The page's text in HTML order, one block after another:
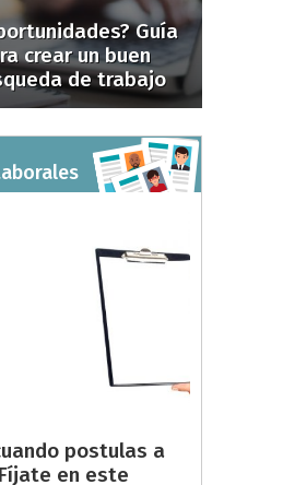
Guía
crear un buen
de trabajo
postulas a
en este